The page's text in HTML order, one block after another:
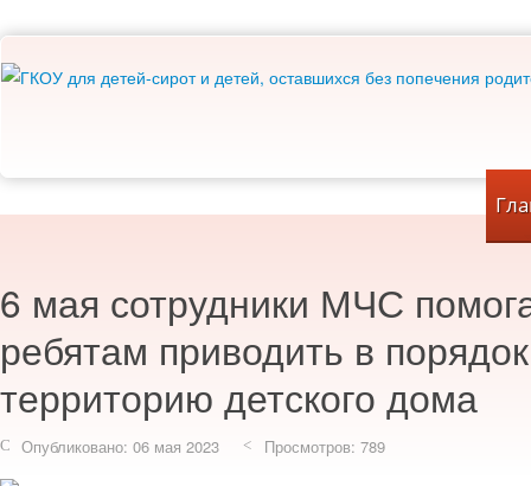
6 мая сотрудники МЧС
ребятам приводить в порядок
территорию детского дома
Опубликовано: 06 мая 2023 Просмотров: 789